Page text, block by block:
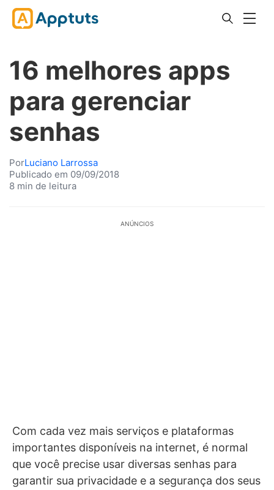
16 melhores apps
para gerenciar
senhas
PorLuciano Larrossa
Publicado em 09/09/2018
8 min de leitura
ANÚNCIOS
Com cada vez mais serviços e plataformas
importantes disponíveis na internet, é normal
que você precise usar diversas senhas para
garantir sua privacidade e a segurança dos seus